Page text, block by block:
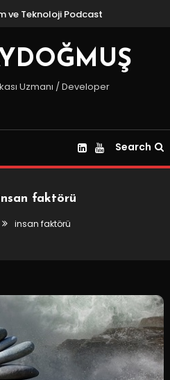
ve Teknoloji Podcast
Uzmanı / Developer
Search
faktörü
insan faktörü